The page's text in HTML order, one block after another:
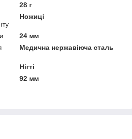
28 г
Ножиці
24 мм
Медична нержавіюча сталь
Нігті
92 мм